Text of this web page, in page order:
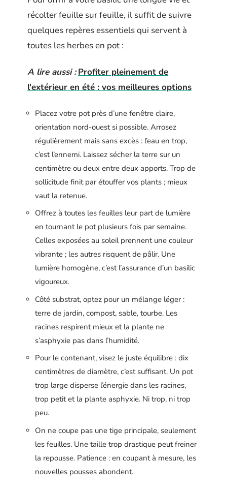
récolter feuille sur feuille, il suffit de suivre
quelques repères essentiels qui servent à
toutes les herbes en pot :
A lire aussi : Profiter pleinement de
l'extérieur en été : vos meilleures options
Placez votre pot près d’une fenêtre claire,
orientation nord-ouest si possible. Arrosez
régulièrement mais sans excès : l’eau en trop,
c’est l’ennemi. Laissez sécher la terre sur un
centimètre ou deux entre deux apports. Trop de
sollicitude finit par étouffer vos plants ; mieux
vaut la retenue.
Offrez à toutes les feuilles leur part de lumière
en tournant le pot plusieurs fois par semaine.
Celles exposées au soleil prennent une couleur
vibrante ; les autres risquent de pâlir. Une
lumière homogène, c’est l’assurance d’un basilic
vigoureux.
Côté substrat, optez pour un mélange léger :
terre de jardin, compost, sable, tourbe. Les
racines respirent mieux et la plante ne
s’asphyxie pas dans l’humidité.
Pour le contenant, visez le juste équilibre : dix
centimètres de diamètre, c’est suffisant. Un pot
trop large disperse l’énergie dans les racines,
trop petit et la plante asphyxie. Ni trop, ni trop
peu.
On ne coupe pas une tige principale, seulement
les feuilles. Une taille trop drastique peut freiner
la repousse. Patience : en coupant à mesure, les
nouvelles pousses abondent.